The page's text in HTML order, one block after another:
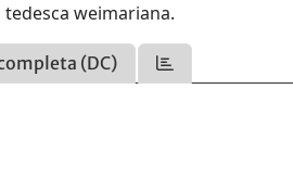
weimariana.
(DC)